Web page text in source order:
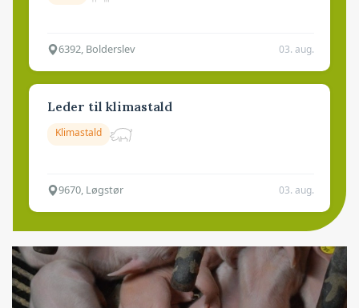
6392, Bolderslev 03. aug.
Leder til klimastald
Klimastald
9670, Løgstør 03. aug.